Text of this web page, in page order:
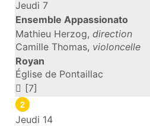
Jeudi 7
Ensemble Appassionato
Mathieu Herzog, direction
Camille Thomas, violoncelle
Royan
Église de Pontaillac
[7]
2
Jeudi 14